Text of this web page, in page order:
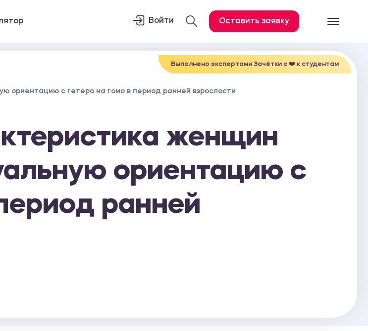
Все услуги
Лабораторная работа
Диссертация
Войти Оставить заявку
Выполнено экспертами Зачётки c ❤️ к студентам
ориентацию с гетеро на гомо в период ранней взрослости
женщин
ориентацию с
ранней